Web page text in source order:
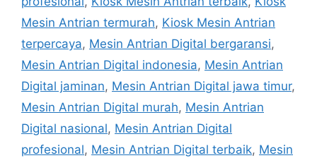
Mesin Antrian termurah, Kiosk Mesin Antrian
terpercaya, Mesin Antrian Digital bergaransi,
Mesin Antrian Digital indonesia, Mesin Antrian
Digital jaminan, Mesin Antrian Digital jawa timur,
Mesin Antrian Digital murah, Mesin Antrian
Digital nasional, Mesin Antrian Digital
profesional, Mesin Antrian Digital terbaik, Mesin